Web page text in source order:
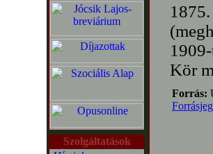
Szolgáltatások
Kör
Forrás: